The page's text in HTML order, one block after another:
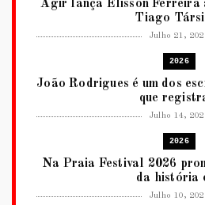
Agir lança Elisson Ferreira
Tiago
Julho 21,
2026
João Rodrigues é um dos
que
Julho 14,
2026
Na Praia Festival 2026
da história
Julho 10,